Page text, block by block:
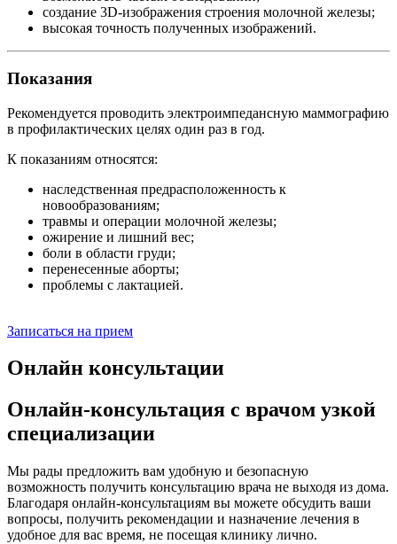
создание 3D-изображения строения молочной железы;
высокая точность полученных изображений.
Показания
Рекомендуется проводить электроимпедансную маммографию
в профилактических целях один раз в год.
К показаниям относятся:
наследственная предрасположенность к
новообразованиям;
травмы и операции молочной железы;
ожирение и лишний вес;
боли в области груди;
перенесенные аборты;
проблемы с лактацией.
Записаться на прием
Онлайн консультации
Онлайн-консультация с врачом узкой
специализации
Мы рады предложить вам удобную и безопасную
возможность получить консультацию врача не выходя из дома.
Благодаря онлайн-консультациям вы можете обсудить ваши
вопросы, получить рекомендации и назначение лечения в
удобное для вас время, не посещая клинику лично.